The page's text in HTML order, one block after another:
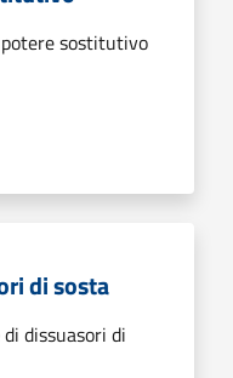
sostitutivo
di sosta
dissuasori di